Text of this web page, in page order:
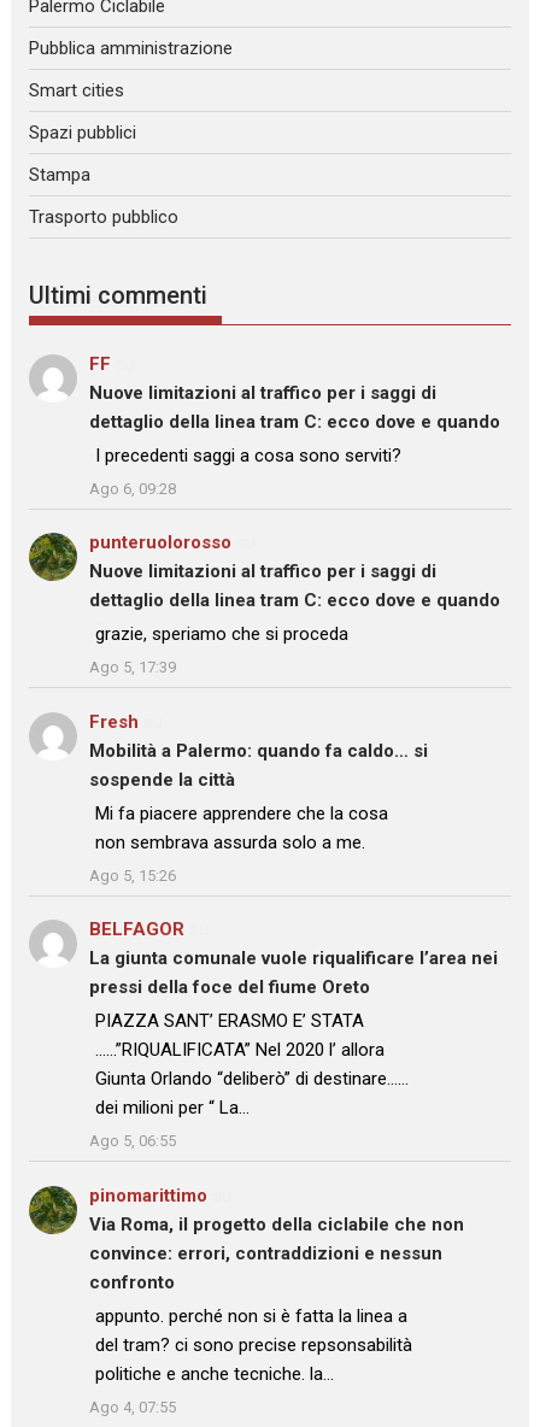
Palermo Ciclabile
Pubblica amministrazione
Smart cities
Spazi pubblici
Stampa
Trasporto pubblico
Ultimi commenti
FF
Nuove limitazioni al traffico per i saggi di
dettaglio della linea tram C: ecco dove e quando
: “I precedenti saggi a cosa sono serviti?
Ago 6, 09:28
punteruolorosso
Nuove limitazioni al traffico per i saggi di
dettaglio della linea tram C: ecco dove e quando
: “
grazie, speriamo che si proceda
”
Ago 5, 17:39
Fresh
Mobilità a Palermo: quando fa caldo… si
sospende la città
: “
Mi fa piacere apprendere che la cosa
non sembrava assurda solo a me.
”
Ago 5, 15:26
BELFAGOR
La giunta comunale vuole riqualificare l’area nei
pressi della foce del fiume Oreto
: “PIAZZA SANT’ ERASMO E’ STATA
……”RIQUALIFICATA” Nel 2020 l’ allora
Giunta Orlando “deliberò” di destinare……
dei milioni per “ La…
”
Ago 5, 06:55
pinomarittimo
Via Roma, il progetto della ciclabile che non
convince: errori, contraddizioni e nessun
confronto
: “
appunto. perché non si è fatta la linea a
del tram? ci sono precise repsonsabilità
politiche e anche tecniche. la…
”
Ago 4, 07:55